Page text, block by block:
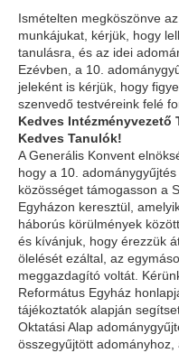
Ismételten megköszönve
munkájukat, kérjük, hogy
tanulásra, és az idei
Ezévben, a 10.
jeleként is kérjük, hogy
szenvedő testvéreink felé
Kedves Intézményvezető
Kedves Tanulók!
A Generális Konvent
hogy a 10.
közösséget támogasson a
Egyházon keresztül,
háborús körülmények
és kívánjuk, hogy érezzük
ölelését ezáltal, az
meggazdagító voltát.
Református Egyház
tájékoztatók alapján
Oktatási Alap
összegyűjtött